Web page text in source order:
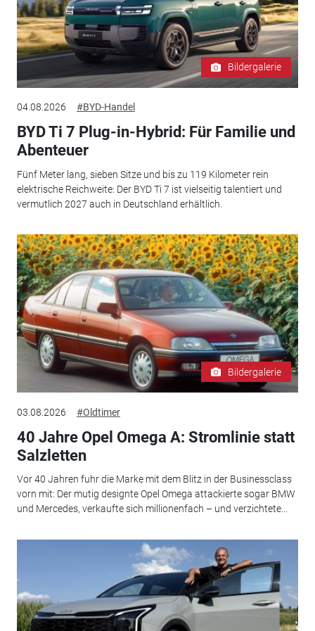
Bildergalerie
04.08.2026 #BYD-Handel
BYD Ti 7 Plug-in-Hybrid: Für Familie und
Abenteuer
Fünf Meter lang, sieben Sitze und bis zu 119 Kilometer rein
elektrische Reichweite: Der BYD Ti 7 ist vielseitig talentiert und
vermutlich 2027 auch in Deutschland erhältlich.
Bildergalerie
03.08.2026 #Oldtimer
40 Jahre Opel Omega A: Stromlinie statt
Salzletten
Vor 40 Jahren fuhr die Marke mit dem Blitz in der Businessclass
vorn mit: Der mutig designte Opel Omega attackierte sogar BMW
und Mercedes, verkaufte sich millionenfach – und verzichtete...